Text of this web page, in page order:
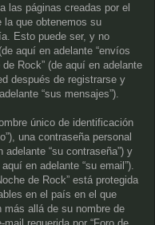
las páginas creadas por el
la que obtenemos su
Esto puede ser, y no
aquí en adelante “envíos
Rock” (de aquí en adelante
después de registrarse y
“sus mensajes”).
único de identificación
una contraseña personal
“su contraseña”) y
en adelante “su email”).
de Rock” está protegida
en el país en el que
allá de su nombre de
requerida por “Foro de